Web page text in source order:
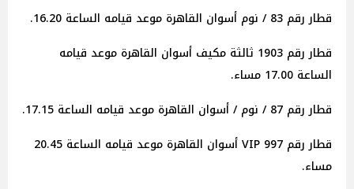
قطار رقم 83 / نوم أسوان القاهرة موعد قيامه الساعة 16.20.
قطار رقم 1903 ثالثة مكيف أسوان القاهرة موعد قيامه
الساعة 17.00 مساء.
قطار رقم 87 / نوم / أسوان القاهرة موعد قيامه الساعة 17.15.
قطار رقم 997 VIP أسوان القاهرة موعد قيامه الساعة 20.45
مساء.